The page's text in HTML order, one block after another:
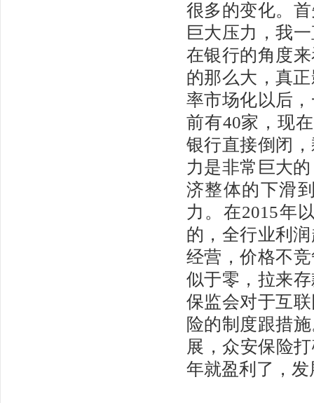
很多的变化。
巨大压力，我
在银行的角度
的那么大，真
率市场化以后
前有40家，现
银行直接倒闭
力是非常巨大
济整体的下滑
力。在2015年
的，全行业利
经营，价格不
似于零，拉来
保监会对于互
险的制度跟措
展，众安保险
年就盈利了，